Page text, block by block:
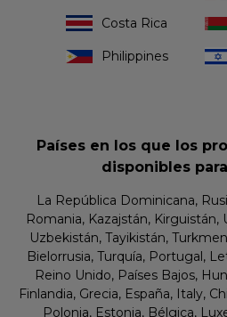
Países en los que los
disponibles
La República Dominicana,
Romania, Kazajstán, Kirguistán,
Uzbekistán, Tayikistán,
Bielorrusia, Turquía, Portugal,
Reino Unido, Países Bajos,
Finlandia, Grecia, España, Italy,
Polonia, Estonia, Bélgica,
Costa Rica
Philippines